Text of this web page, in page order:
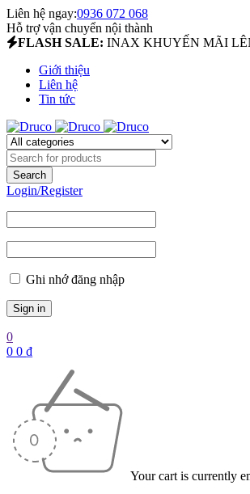
Liên hệ ngay:0936 072 068
Hỗ trợ vận chuyển nội thành
FLASH SALE: INAX KHUYẾN MÃI
Giới thiệu
Liên hệ
Tin tức
Login/Register
Ghi nhớ đăng nhập
0
0 0 ₫
Your cart is currently